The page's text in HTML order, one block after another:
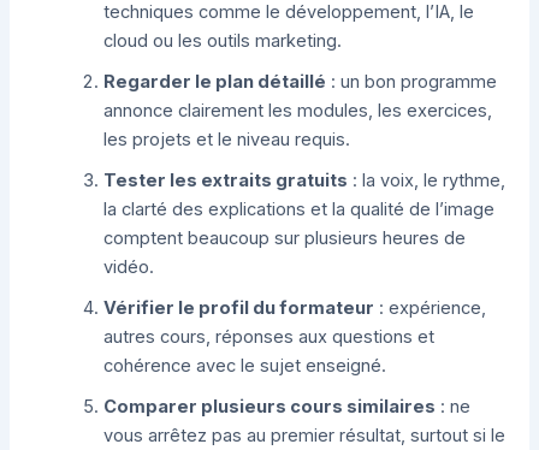
techniques comme le développement, l’IA, le
cloud ou les outils marketing.
Regarder le plan détaillé : un bon programme
annonce clairement les modules, les exercices,
les projets et le niveau requis.
Tester les extraits gratuits : la voix, le rythme,
la clarté des explications et la qualité de l’image
comptent beaucoup sur plusieurs heures de
vidéo.
Vérifier le profil du formateur : expérience,
autres cours, réponses aux questions et
cohérence avec le sujet enseigné.
Comparer plusieurs cours similaires : ne
vous arrêtez pas au premier résultat, surtout si le